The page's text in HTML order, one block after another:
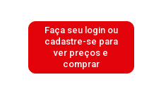
Faça seu login ou
cadastre-se para
ver preços e
comprar